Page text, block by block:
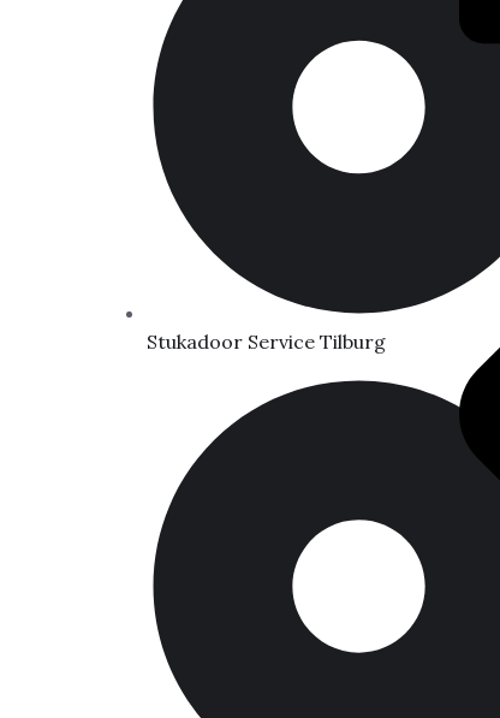
Stukadoor Service Tilburg